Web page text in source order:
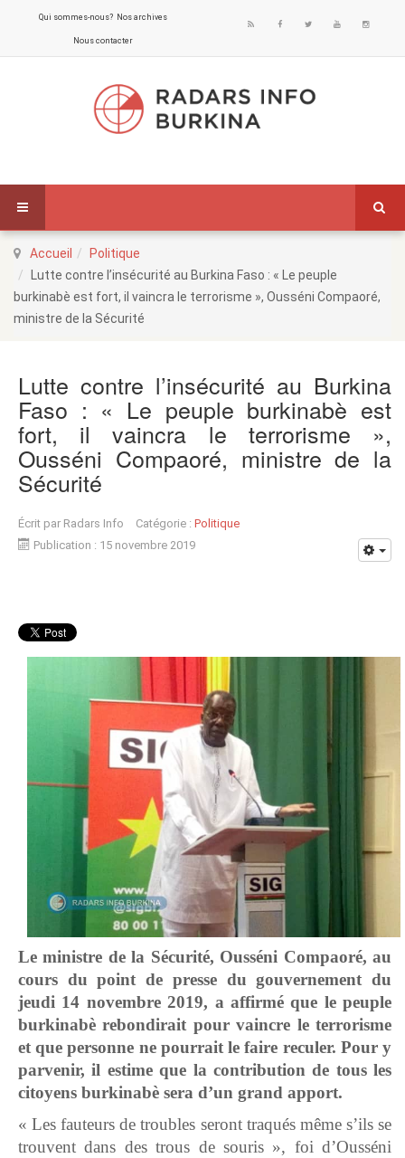
Qui sommes-nous? Nos archives
Nous contacter
Accueil
Politique
Lutte contre l’insécurité au Burkina Faso : « Le peuple
burkinabè est fort, il vaincra le terrorisme », Ousséni Compaoré,
ministre de la Sécurité
Lutte contre l’insécurité au Burkina
Faso : « Le peuple burkinabè est
fort, il vaincra le terrorisme »,
Ousséni Compaoré, ministre de la
Sécurité
Écrit par Radars Info Catégorie : Politique
Publication : 15 novembre 2019
Le ministre de la Sécurité, Ousséni Compaoré, au
cours du point de presse du gouvernement du
jeudi 14 novembre 2019, a affirmé que le peuple
burkinabè rebondirait pour vaincre le terrorisme
et que personne ne pourrait le faire reculer. Pour y
parvenir, il estime que la contribution de tous les
citoyens burkinabè sera d’un grand apport.
« Les fauteurs de troubles seront traqués même s’ils se
trouvent dans des trous de souris », foi d’Ousséni